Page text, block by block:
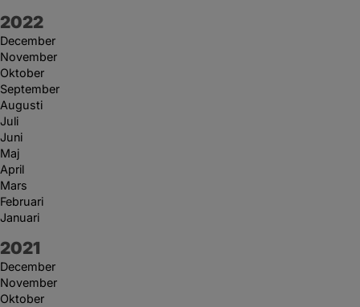
År:
2022
December
November
Oktober
September
Augusti
Juli
Juni
Maj
April
Mars
Februari
Januari
År:
2021
December
November
Oktober